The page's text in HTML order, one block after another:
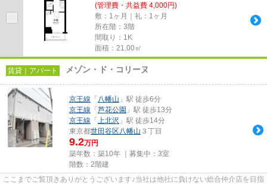
(管理費・共益費 4,000円)
敷：1ヶ月｜礼：1ヶ月
所在階：3階
間取り：1K
面積：21.00㎡
賃貸｜アパート メゾン・ド・コリーヌ
京王線 「 八幡山 」駅 徒歩6分
京王線 「 芦花公園 」駅 徒歩13分
京王線 「 上北沢 」駅 徒歩14分
東京都世田谷区八幡山 ３丁目
9.2万円
築年数：築10年 ｜募集中： 3室
階数：2階建
ここまでご覧頂きありがとうございます♪当社は他社に負けない総合仲介店を目指